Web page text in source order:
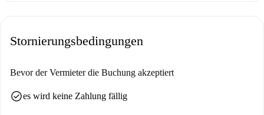
Vermieter wird einem gründlichen Überprüfungsprozess unterzogen, um
Qualität und Zuverlässigkeit zu gewährleisten.
Die Unterkunft befindet sich im pulsierenden Stadtteil Powderhall in
Umgebung bekannt ist. In der Nähe der Unterkunft finden Sie The
Stornierungsbedingungen
Bevor der Vermieter die Buchung akzeptiert
check_circlees wird keine Zahlung fällig